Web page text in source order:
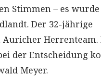
Stimmen – es
Der 32-jährige
Herrenteam.
der Entscheidung
Meyer.